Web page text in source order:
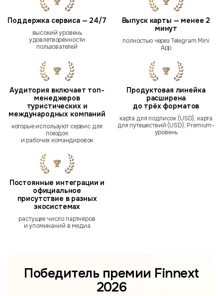
Поддержка сервиса — 24/7
высокий уровень
удовлетворённости
пользователей
Выпуск карты — менее 2
минут
полностью через Telegram Mini
App
Аудитория включает топ-
менеджеров
туристических и
международных компаний
которые используют сервис для
поездок
и рабочих командировок
Продуктовая линейка
расширена
до трёх форматов
карта для подписок (USD), карта
для путешествий (USD), Premium-
уровень
Постоянные интеграции и
официальное
присутствие в разных
экосистемах
растущее число партнёров
и упоминаний в медиа
Победитель премии Finnext
2026